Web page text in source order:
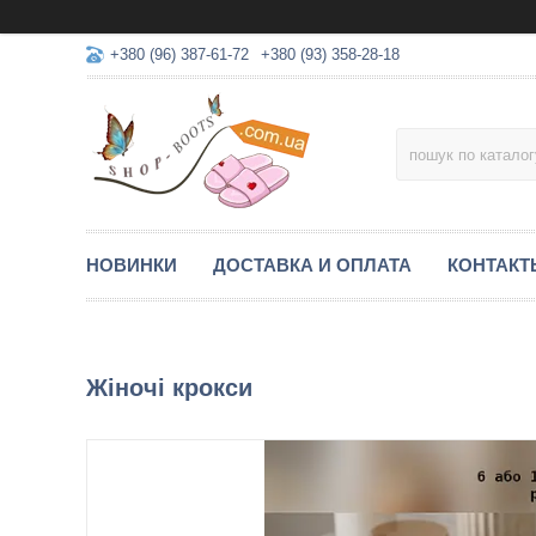
+380 (96) 387-61-72 +380 (93) 358-28-18
НОВИНКИ ДОСТАВКА И ОПЛАТА
Жіночі крокси